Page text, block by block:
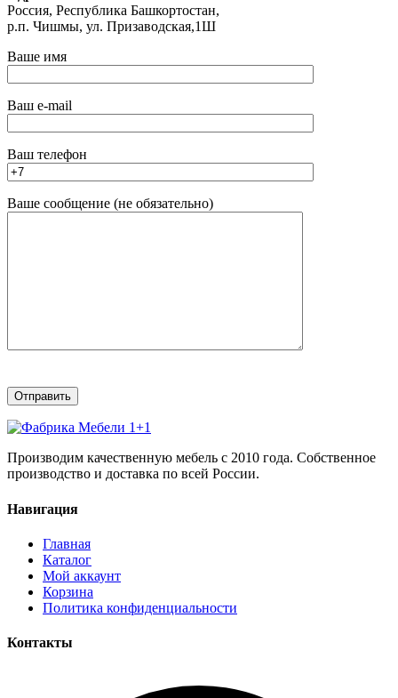
Россия, Республика Башкортостан,
р.п. Чишмы, ул. Призаводская,1Ш
Ваше имя
Ваш e-mail
Ваш телефон
Ваше сообщение (не обязательно)
Производим качественную мебель с 2010 года. Собственное
производство и доставка по всей России.
Навигация
Главная
Каталог
Мой аккаунт
Корзина
Политика конфиденциальности
Контакты